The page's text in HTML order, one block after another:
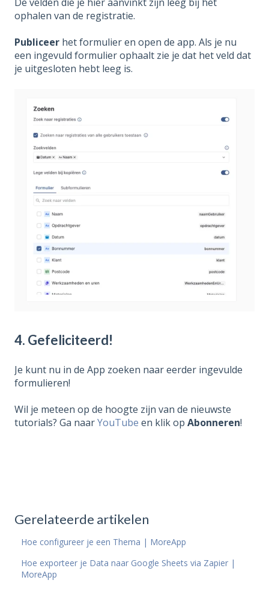
ophalen van de registratie.
Publiceer het formulier en open de app. Als je nu
een ingevuld formulier ophaalt zie je dat het veld dat
je uitgesloten hebt leeg is.
4. Gefeliciteerd!
Je kunt nu in de App zoeken naar eerder ingevulde
formulieren!
Wil je meteen op de hoogte zijn van de nieuwste
tutorials? Ga naarYouTube en klik op Abonneren!
Gerelateerde artikelen
Hoe configureer je een Thema | MoreApp
Hoe exporteer je Data naar Google Sheets via Zapier |
MoreApp